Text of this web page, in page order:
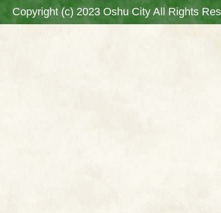
Copyright (c) 2023 Oshu City All Rights